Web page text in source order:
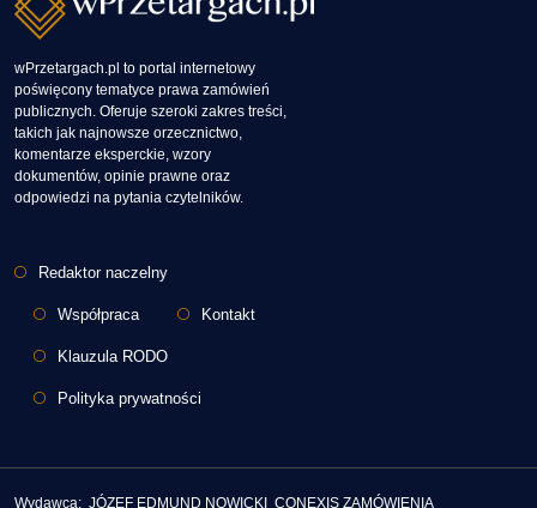
wPrzetargach.pl to portal internetowy
poświęcony tematyce prawa zamówień
publicznych. Oferuje szeroki zakres treści,
takich jak najnowsze orzecznictwo,
komentarze eksperckie, wzory
dokumentów, opinie prawne oraz
odpowiedzi na pytania czytelników.
Stopka
Redaktor naczelny
Współpraca Kontakt
Klauzula RODO
Polityka prywatności
Wydawca: JÓZEF EDMUND NOWICKI CONEXIS ZAMÓWIENIA